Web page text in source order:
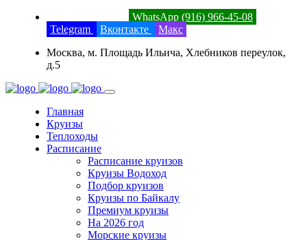
WhatsApp (916) 966-45-08
Telegram
Вконтакте
Макс
Москва, м. Площадь Ильича, Хлебников переулок,
д.5
Главная
Круизы
Теплоходы
Расписание
Расписание круизов
Круизы Водоход
Подбор круизов
Круизы по Байкалу
Премиум круизы
На 2026 год
Морские круизы